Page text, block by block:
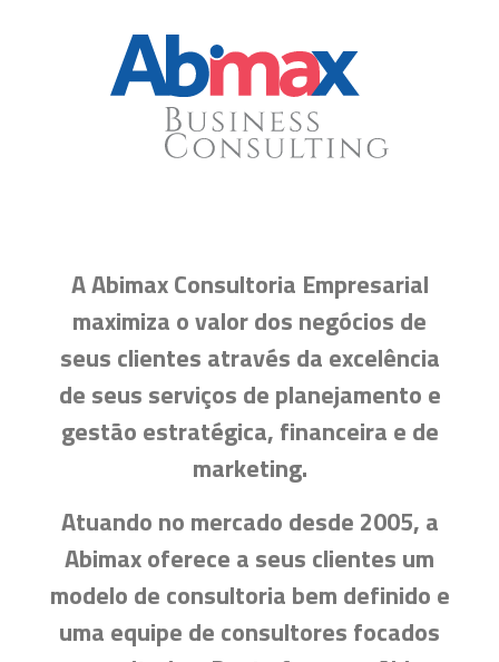
A Abimax Consultoria Empresarial
maximiza o valor dos negócios de
seus clientes através da excelência
de seus serviços de planejamento e
gestão estratégica, financeira e de
marketing.
Atuando no mercado desde 2005, a
Abimax oferece a seus clientes um
modelo de consultoria bem definido e
uma equipe de consultores focados